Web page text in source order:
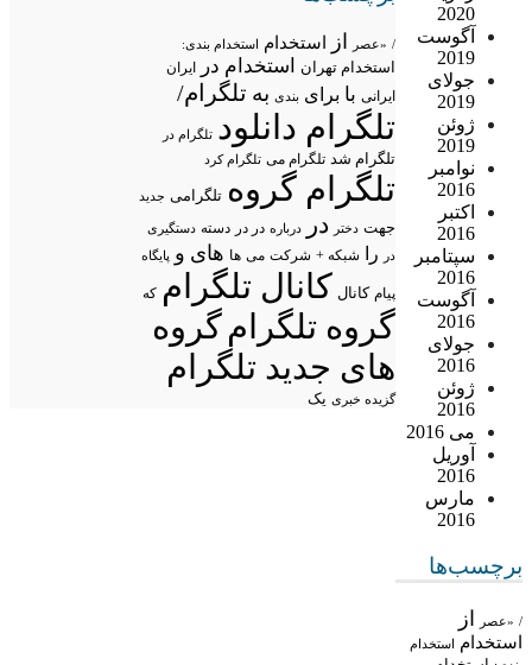
2020
آگوست
2019
جولای
2019
ژوئن
2019
نوامبر
2016
اکتبر
2016
سپتامبر
2016
آگوست
2016
جولای
2016
ژوئن
2016
می 2016
آوریل
2016
مارس
2016
برچسب‌ها
/ «عصر از
استخدام استخدام
/ «عصر از استخدام استخدام بندی:
استخدام تهران استخدام در ایران
ایرانی با برای بندی به تلگرام/
تلگرام دانلود تلگرام در
تلگرام شد تلگرام می تلگرام کرد
تلگرام گروه تلگرامی جدید
جهت دختر در درباره در در دسته دستگیری
در
را شبکه + شرکت می ها های و پایگاه
پیام کانال کانال تلگرام که
گروه تلگرامگروه
های جدید تلگرام
گزیده خبری یک